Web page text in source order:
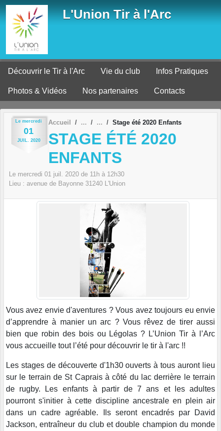
L'Union Tir à l'Arc
Découvrir le Tir à l'Arc Vie du club Infos Pratiques
Photos & Vidéos Nos partenaires Contacts
Le mercredi
01
JUIL. 2020
Accueil Stage été 2020 Enfants
STAGE ÉTÉ 2020
ENFANTS
Le mercredi 01 juil. 2020 de 11h à 12h30
Lieu : avenue de Bayonne 31240 L'Union
Vous avez envie d'aventures ? Vous avez toujours eu envie
d’apprendre à manier un arc ? Vous rêvez de tirer aussi
bien que robin des bois ou Légolas ? L’Union Tir à l’Arc
vous accueille tout l’été pour découvrir le tir à l'arc !!
Les stages de découverte d'1h30 ouverts à tous auront lieu
sur le terrain de St Caprais à côté du lac derrière le terrain
de rugby. Les enfants à partir de 7 ans et les adultes
pourront s'initier à cette discipline ancestrale en plein air
dans un cadre agréable. Ils seront encadrés par David
Jackson, entraîneur du club et double champion du monde
Panneau de gestion des cookies